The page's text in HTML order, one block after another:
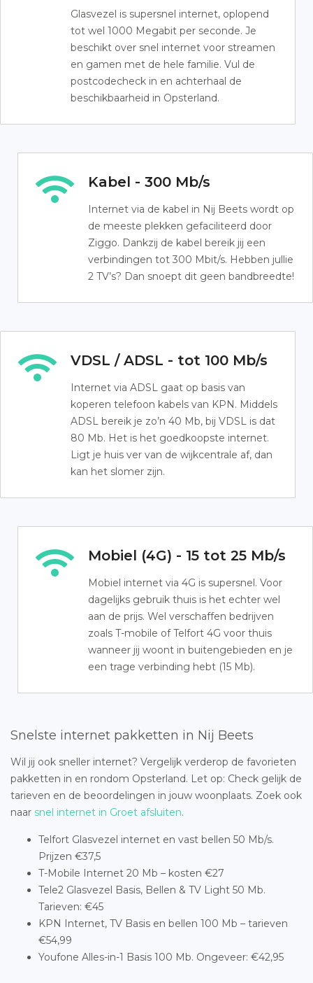
Glasvezel is supersnel internet, oplopend
tot wel 1000 Megabit per seconde. Je
beschikt over snel internet voor streamen
en gamen met de hele familie. Vul de
postcodecheck in en achterhaal de
beschikbaarheid in Opsterland.
Kabel - 300 Mb/s
Internet via de kabel in Nij Beets wordt op
de meeste plekken gefaciliteerd door
Ziggo. Dankzij de kabel bereik jij een
verbindingen tot 300 Mbit/s. Hebben jullie
2 TV’s? Dan snoept dit geen bandbreedte!
VDSL / ADSL - tot 100 Mb/s
Internet via ADSL gaat op basis van
koperen telefoon kabels van KPN. Middels
ADSL bereik je zo’n 40 Mb, bij VDSL is dat
80 Mb. Het is het goedkoopste internet.
Ligt je huis ver van de wijkcentrale af, dan
kan het slomer zijn.
Mobiel (4G) - 15 tot 25 Mb/s
Mobiel internet via 4G is supersnel. Voor
dagelijks gebruik thuis is het echter wel
aan de prijs. Wel verschaffen bedrijven
zoals T-mobile of Telfort 4G voor thuis
wanneer jij woont in buitengebieden en je
een trage verbinding hebt (15 Mb).
Snelste internet pakketten in Nij Beets
Wil jij ook sneller internet? Vergelijk verderop de favorieten
pakketten in en rondom Opsterland. Let op: Check gelijk de
tarieven en de beoordelingen in jouw woonplaats. Zoek ook
naar snel internet in Groet afsluiten.
Telfort Glasvezel internet en vast bellen 50 Mb/s.
Prijzen €37,5
T-Mobile Internet 20 Mb – kosten €27
Tele2 Glasvezel Basis, Bellen & TV Light 50 Mb.
Tarieven: €45
KPN Internet, TV Basis en bellen 100 Mb – tarieven
€54,99
Youfone Alles-in-1 Basis 100 Mb. Ongeveer: €42,95